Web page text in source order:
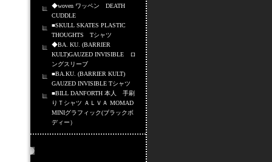
◆woven ワッペン DEATH
CUDDLE
■SKULL SKATES PLASTIC
THOUGHTS Tシャツ
◆BA. KU. (BARRIER
KULT)GAUZED INVISIBLE ロ
ングスリーブ
■BA.KU. (BARRIER KULT)
GAUZED INVISIBLE Tシャツ
■BILL DANFORTH 本人 手刷
りＴシャツ ＡＬＶＡ MOMAD
MINIグラフィック(ブラックボ
ディー）